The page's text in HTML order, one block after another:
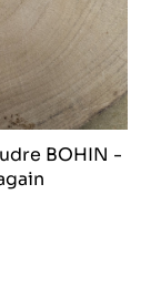
BOHIN -